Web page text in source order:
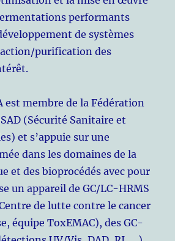
performants
de systèmes
purification des
est membre de la Fédération
(Sécurité Sanitaire et
et s’appuie sur une
dans les domaines de la
et des bioprocédés avec pour
un appareil de GC/LC-HRMS
de lutte contre le cancer
équipe ToxEMAC), des GC-